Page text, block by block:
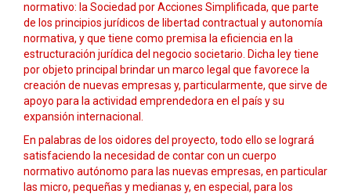
normativo: la Sociedad por Acciones Simplificada, que parte
de los principios jurídicos de libertad contractual y autonomía
normativa, y que tiene como premisa la eficiencia en la
estructuración jurídica del negocio societario. Dicha ley tiene
por objeto principal brindar un marco legal que favorece la
creación de nuevas empresas y, particularmente, que sirve de
apoyo para la actividad emprendedora en el país y su
expansión internacional.
En palabras de los oidores del proyecto, todo ello se logrará
satisfaciendo la necesidad de contar con un cuerpo
normativo autónomo para las nuevas empresas, en particular
las micro, pequeñas y medianas y, en especial, para los